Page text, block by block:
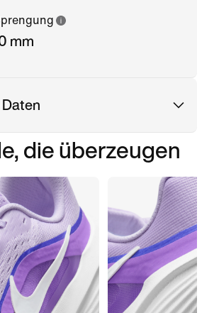
mm
die überzeugen